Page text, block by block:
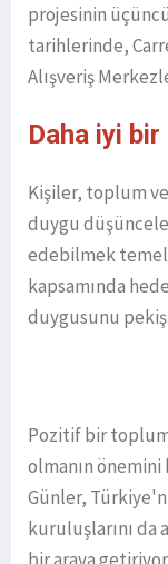
projesinin
tarihlerinde,
Alışveriş
Daha iyi
Kişiler, toplum
duygu
edebilmek
kapsamında
duygusunu
Pozitif bir
olmanın
Günler,
kuruluşlarını da